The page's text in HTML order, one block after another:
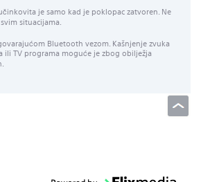
je samo kad je poklopac zatvoren. Ne
situacijama.
Bluetooth vezom. Kašnjenje zvuka
TV programa moguće je zbog obilježja